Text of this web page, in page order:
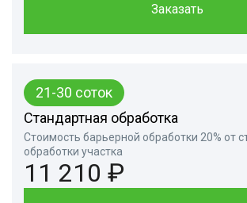
Заказать
21-30 соток
Стандартная обработка
Стоимость барьерной обработки 20% от
обработки участка
11 210 ₽